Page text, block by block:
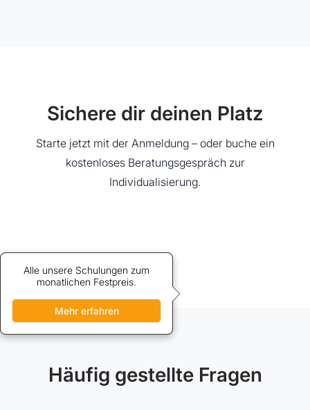
Sichere dir deinen Platz
Starte jetzt mit der Anmeldung – oder buche ein
kostenloses Beratungsgespräch zur
Individualisierung.
Credits bieten vergünstigten
Zugang zu unseren Schulungen.
Mehr erfahren
Alle unsere Schulungen zum
monatlichen Festpreis.
Mehr erfahren
Häufig gestellte Fragen